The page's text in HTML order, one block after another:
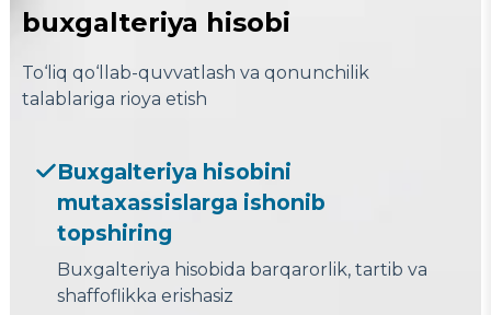
buxgalteriya hisobi
To‘liq qo‘llab-quvvatlash va qonunchilik
talablariga rioya etish
Buxgalteriya hisobini
mutaxassislarga ishonib
topshiring
Buxgalteriya hisobida barqarorlik, tartib va
shaffoflikka erishasiz